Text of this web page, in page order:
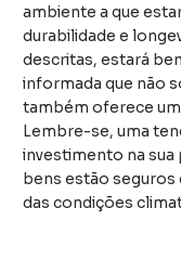
ambiente a que
durabilidade e
descritas, estará
informada que não
também oferece
Lembre-se, uma
investimento na sua
bens estão
das condições